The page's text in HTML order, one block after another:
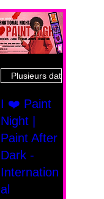
Plusieurs dates
I ❤️ Paint
Night |
Paint After
Dark -
Internation
al